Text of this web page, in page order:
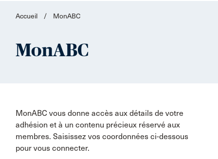
Accueil / MonABC
MonABC
MonABC vous donne accès aux détails de votre
adhésion et à un contenu précieux réservé aux
membres. Saisissez vos coordonnées ci-dessous
pour vous connecter.